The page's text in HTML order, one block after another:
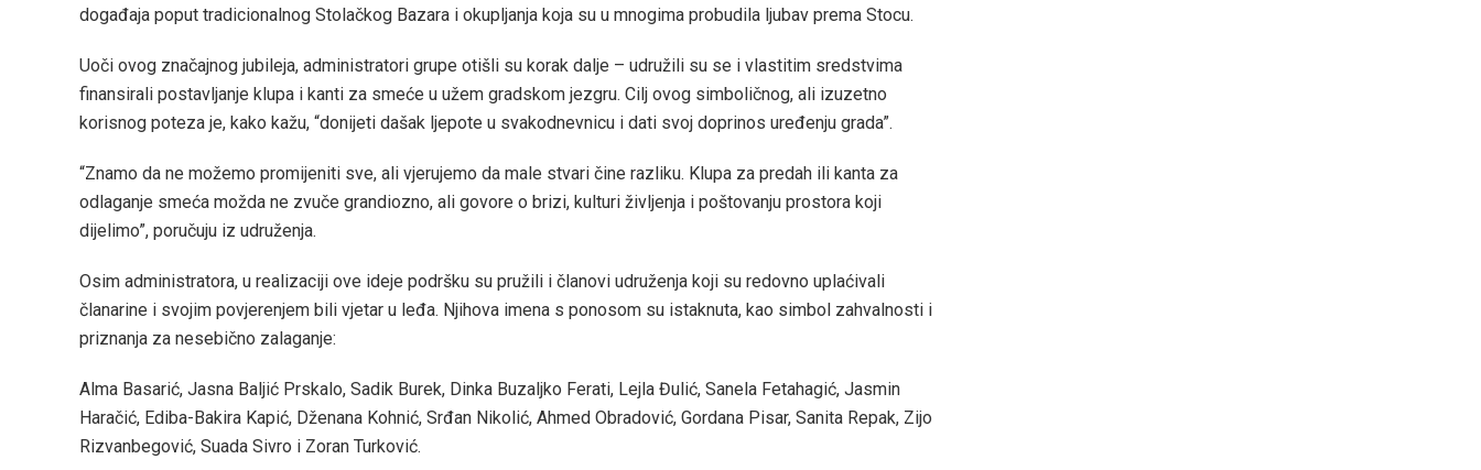
događaja poput tradicionalnog Stolačkog Bazara i okupljanja koja su u mnogima probudila ljubav prema Stocu.
Uoči ovog značajnog jubileja, administratori grupe otišli su korak dalje – udružili su se i vlastitim sredstvima
finansirali postavljanje klupa i kanti za smeće u užem gradskom jezgru. Cilj ovog simboličnog, ali izuzetno
korisnog poteza je, kako kažu, “donijeti dašak ljepote u svakodnevnicu i dati svoj doprinos uređenju grada”.
“Znamo da ne možemo promijeniti sve, ali vjerujemo da male stvari čine razliku. Klupa za predah ili kanta za
odlaganje smeća možda ne zvuče grandiozno, ali govore o brizi, kulturi življenja i poštovanju prostora koji
dijelimo”, poručuju iz udruženja.
Osim administratora, u realizaciji ove ideje podršku su pružili i članovi udruženja koji su redovno uplaćivali
članarine i svojim povjerenjem bili vjetar u leđa. Njihova imena s ponosom su istaknuta, kao simbol zahvalnosti i
priznanja za nesebično zalaganje:
Alma Basarić, Jasna Baljić Prskalo, Sadik Burek, Dinka Buzaljko Ferati, Lejla Đulić, Sanela Fetahagić, Jasmin
Haračić, Ediba-Bakira Kapić, Dženana Kohnić, Srđan Nikolić, Ahmed Obradović, Gordana Pisar, Sanita Repak, Zijo
Rizvanbegović, Suada Sivro i Zoran Turković.